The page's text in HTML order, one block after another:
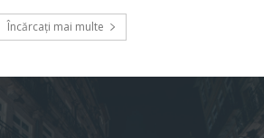
Încărcați mai multe